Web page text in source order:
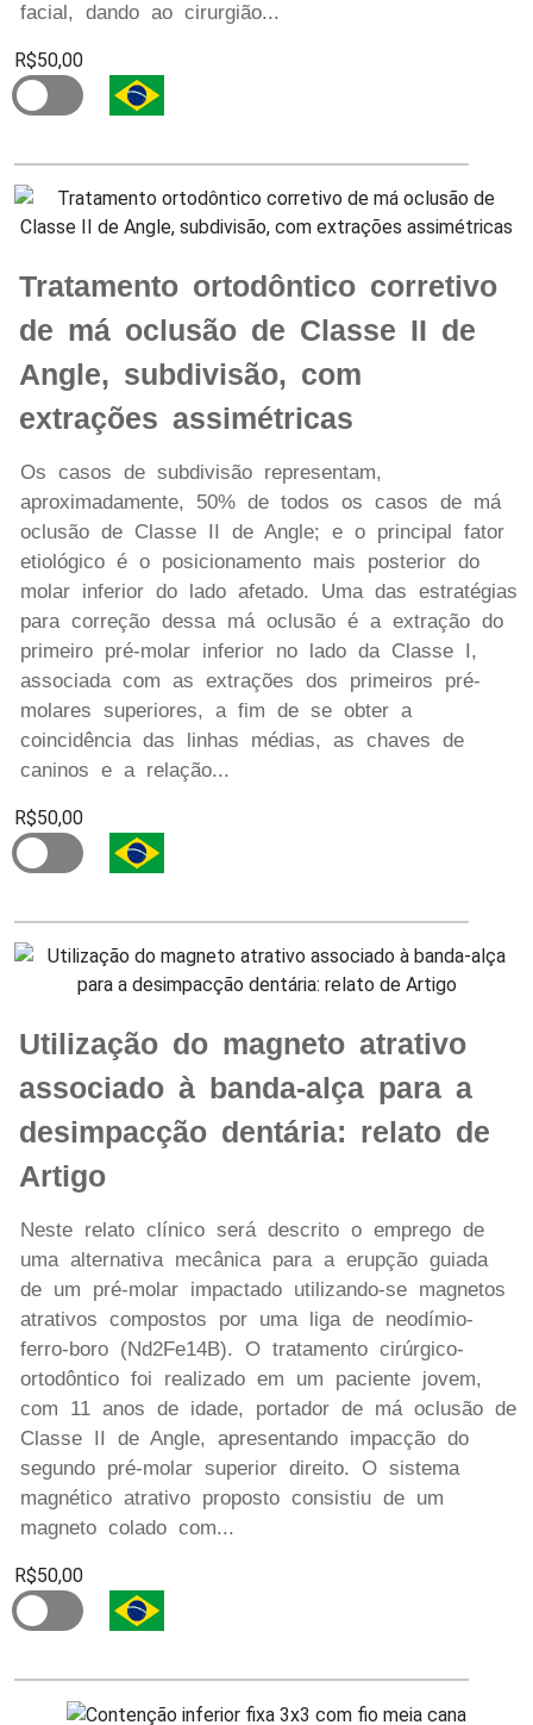
facial, dando ao cirurgião...
R$50,00
Tratamento ortodôntico corretivo
de má oclusão de Classe II de
Angle, subdivisão, com
extrações assimétricas
Os casos de subdivisão representam,
aproximadamente, 50% de todos os casos de má
oclusão de Classe II de Angle; e o principal fator
etiológico é o posicionamento mais posterior do
molar inferior do lado afetado. Uma das estratégias
para correção dessa má oclusão é a extração do
primeiro pré-molar inferior no lado da Classe I,
associada com as extrações dos primeiros pré-
molares superiores, a fim de se obter a
coincidência das linhas médias, as chaves de
caninos e a relação...
R$50,00
Utilização do magneto atrativo
associado à banda-alça para a
desimpacção dentária: relato de
Artigo
Neste relato clínico será descrito o emprego de
uma alternativa mecânica para a erupção guiada
de um pré-molar impactado utilizando-se magnetos
atrativos compostos por uma liga de neodímio-
ferro-boro (Nd2Fe14B). O tratamento cirúrgico-
ortodôntico foi realizado em um paciente jovem,
com 11 anos de idade, portador de má oclusão de
Classe II de Angle, apresentando impacção do
segundo pré-molar superior direito. O sistema
magnético atrativo proposto consistiu de um
magneto colado com...
R$50,00